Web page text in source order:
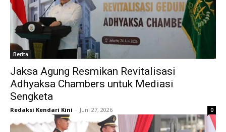
Berita
Jaksa Agung Resmikan Revitalisasi
Adhyaksa Chambers untuk Mediasi
Sengketa
Redaksi Kendari Kini - Juni 27, 2026 0